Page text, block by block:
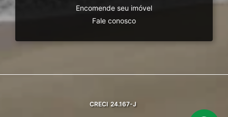
Encomende seu imóvel
Fale conosco
CRECI 24.167-J